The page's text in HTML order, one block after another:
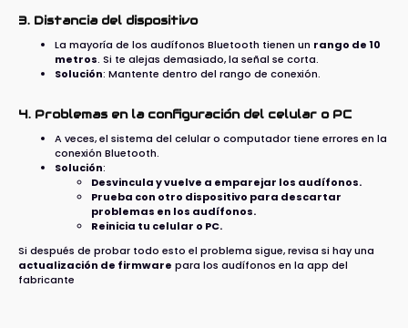
3. Distancia del dispositivo
La mayoría de los audífonos Bluetooth tienen un rango de 10
metros. Si te alejas demasiado, la señal se corta.
Solución: Mantente dentro del rango de conexión.
4. Problemas en la configuración del celular o PC
A veces, el sistema del celular o computador tiene errores en la
conexión Bluetooth.
Solución:
Desvincula y vuelve a emparejar los audífonos.
Prueba con otro dispositivo para descartar
problemas en los audífonos.
Reinicia tu celular o PC.
Si después de probar todo esto el problema sigue, revisa si hay una
actualización de firmware para los audífonos en la app del
fabricante